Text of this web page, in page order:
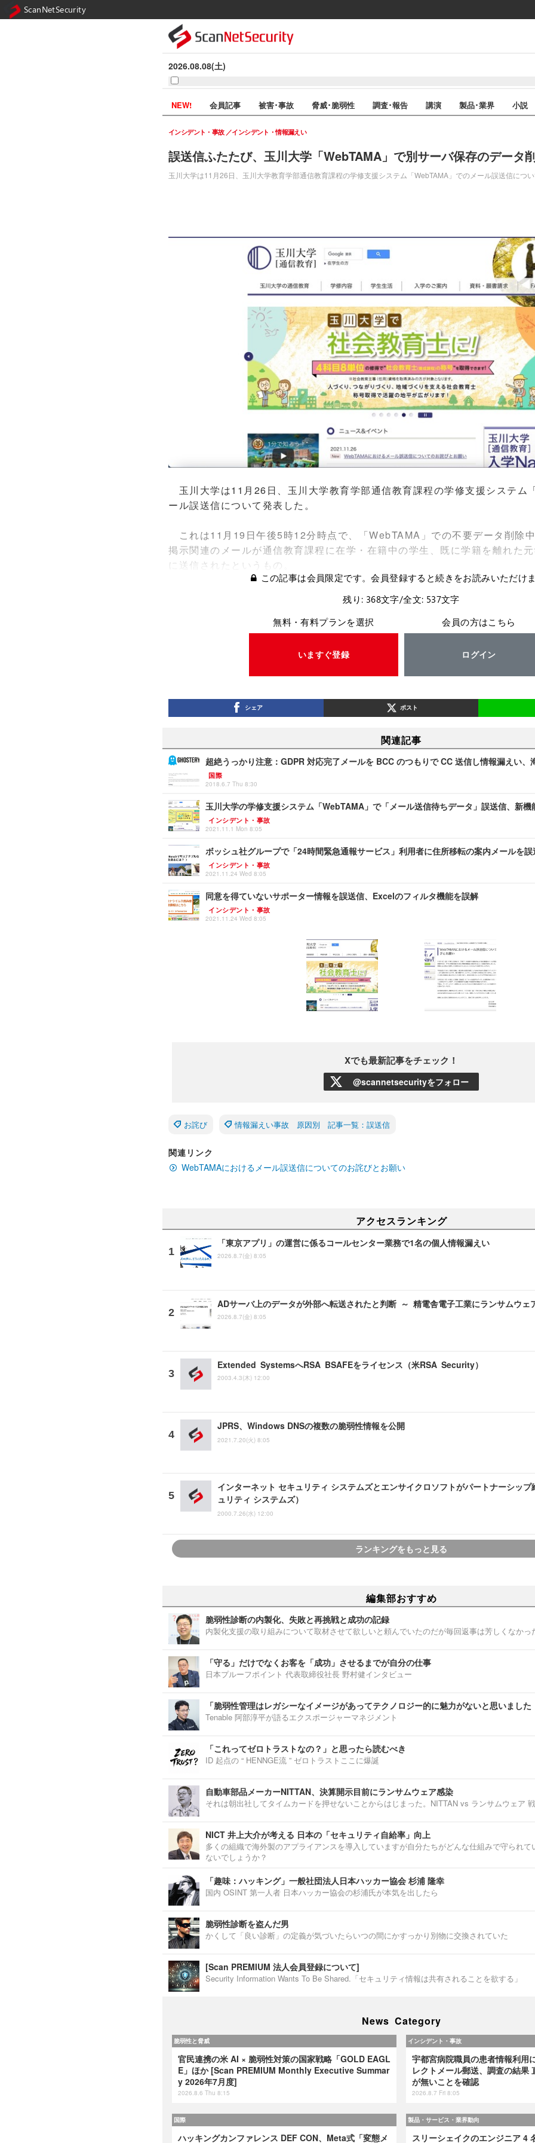
2026.08.08(土)
NEW! 会員記事 被害･事故 脅威･脆弱性 調査･報告 講演 製品･業界 小説
誤送信ふたたび、玉川大学「WebTAMA」で別サーバ保存のデータ
玉川大学は11月26日、玉川大学教育学部通信教育課程の学修支援システム「WebTAMA」でのメール誤送信につい
インシデント・事故 インシデント・情報漏えい
玉川大学は11月26日、玉川大学教育学部通信教育課程の学修支援システム
ール誤送信について発表した。
これは11月19日午後5時12分時点で、「WebTAMA」での不要データ削除中
掲示関連のメールが通信教育課程に在学・在籍中の学生、既に学籍を離れた
に送信されたというもの。
この記事は会員限定です。会員登録すると続きをお読みいただけま
残り: 368文字/全文: 537文字
無料・有料プランを選択
いますぐ登録
会員の方はこちら
ログイン
シェア ポスト
関連記事
超絶うっかり注意：GDPR 対応完了メールを BCC のつもりで CC 送信し情報漏えい、
国際
2018.6.7 Thu 8:30
玉川大学の学修支援システム「WebTAMA」で「メール送信待ちデータ」誤送信、新機
インシデント・事故
2021.11.1 Mon 8:05
ボッシュ社グループで「24時間緊急通報サービス」利用者に住所移転の案内メールを誤
インシデント・事故
2021.11.24 Wed 8:05
同意を得ていないサポーター情報を誤送信、Excelのフィルタ機能を誤解
インシデント・事故
2021.11.24 Wed 8:05
Xでも最新記事をチェック！
@scannetsecurityをフォロー
お詫び 情報漏えい事故 原因別 記事一覧：誤送信
関連リンク
WebTAMAにおけるメール誤送信についてのお詫びとお願い
アクセスランキング
「東京アプリ」の運営に係るコールセンター業務で1名の個人情報漏えい
2026.8.7(金) 8:05
ADサーバ上のデータが外部へ転送されたと判断 ～ 精電舎電子工業にランサムウェ
2026.8.7(金) 8:05
Extended SystemsへRSA BSAFEをライセンス（米RSA Security）
2003.4.3(木) 12:00
JPRS、Windows DNSの複数の脆弱性情報を公開
2021.7.20(火) 8:05
インターネット セキュリティ システムズとエンサイクロソフトがパートナーシッ
ュリティ システムズ）
2000.7.26(水) 12:00
ランキングをもっと見る
編集部おすすめ
脆弱性診断の内製化、失敗と再挑戦と成功の記録
内製化支援の取り組みについて取材させて欲しいと頼んでいたのだが毎回返事は芳しくなかっ
「守る」だけでなくお客を「成功」させるまでが自分の仕事
日本プルーフポイント 代表取締役社長 野村健インタビュー
「脆弱性管理はレガシーなイメージがあってテクノロジー的に魅力がないと思いました
Tenable 阿部淳平が語るエクスポージャーマネジメント
「これってゼロトラストなの？」と思ったら読むべき
ID 起点の “ HENNGE流 ” ゼロトラストここに爆誕
自動車部品メーカーNITTAN、決算開示目前にランサムウェア感染
それは朝出社してタイムカードを押せないことからはじまった。NITTAN vs ランサムウェア
NICT 井上大介が考える 日本の「セキュリティ自給率」向上
多くの組織で海外製のアプライアンスを導入していますが自分たちがどんな仕組みで守られ
ないでしょうか？
「趣味：ハッキング」一般社団法人日本ハッカー協会 杉浦 隆幸
国内 OSINT 第一人者 日本ハッカー協会の杉浦氏が本気を出したら
脆弱性診断を盗んだ男
かくして「良い診断」の定義が気づいたらいつの間にかすっかり別物に交換されていた
[Scan PREMIUM 法人会員登録について]
Security Information Wants To Be Shared.「セキュリティ情報は共有されることを欲する」
News Category
脆弱性と脅威
官民連携の米 AI × 脆弱性対策の国家戦略「GOLD EAGL
E」ほか [Scan PREMIUM Monthly Executive Summar
y 2026年7月度]
2026.8.6 Thu 8:15
インシデント・事故
宇都宮病院職員の患者情報利用
レクトメール郵送、調査の結果
が無いことを確認
2026.8.7 Fri 8:05
国際
ハッキングカンファレンス DEF CON、Meta式「変態メ
製品・サービス・業界動向
スリーシェイクのエンジニア 4
ScanNetSecurity